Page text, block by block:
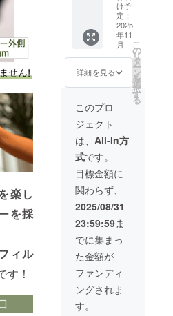
楽し
を採
ィル
す！
プなど
にて一
般販売
開始予
定で
す。
上でご
支援頂
けます
様お願
い致し
2025年
12月か
ライン
プなど
にて一
開始予
定で
す。
上した
場合、
正規販
売価格
が販売
予定価
格より
もござ
す。 ※
類似商
品が発
生する
可能性
があり
ます。
ご了承
上でご
支援頂
けます
様お願
い致し
ます。
2025年
状況、
使用部
材の供
給状
況、製
造工程
上の都
出荷時
期が遅
れる場
合がご
ざいま
す。 ※
皆様の
ご支援
により
量産効
率が向
上した
場合、
正規販
売価格
が販売
予定価
格より
リター
ン内
容：
BROOK
LYN
Outdoo
r Drip
Set ×１
セット
・一般
予定販
売価
額：
15,980
円 食品
内容：
・名
称：
GLAFE
コー
ヒー豆
・内容
量：
250g ※
早期リ
ターン
は在庫
け予
定：
2025
年11
月
詳細を見る
こ
の
リ
タ
ー
ン
を
選
択
す
る
このプロ
ジェクト
は、 All-In方
式です。
目標金額に
関わらず、
2025/08/31
23:59:59ま
でに集まっ
た金額が
ファンディ
ングされま
す。